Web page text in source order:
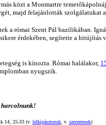
közt a Monmartre
majd felajánlották szolgálatukat
a római Szent Pál bazilikában.
érdekében, segítette a
is kínozta. Római halálakor,
nyugszik.
harcolnunk!
14, 25-33 (v. lelkipásztorok , v. szerzetesek)